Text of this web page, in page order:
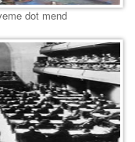
dot mend